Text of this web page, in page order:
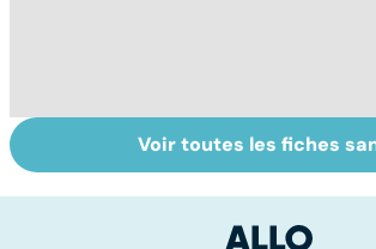
Tout savoir sur le
cerveau
doré :
Voir toutes les fiches